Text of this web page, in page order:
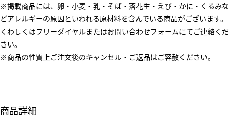
※掲載商品には、卵・小麦・乳・そば・落花生・えび・かに・くるみな
どアレルギーの原因といわれる原材料を含んでいる商品がございます。
くわしくはフリーダイヤルまたはお問い合わせフォームにてご連絡くだ
さい。
※商品の性質上ご注文後のキャンセル・ご返品はご容赦ください。
商品詳細